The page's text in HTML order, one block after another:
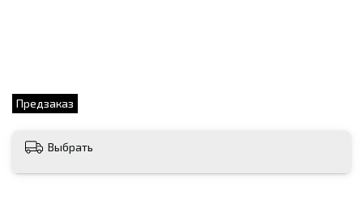
Предзаказ
Выбрать